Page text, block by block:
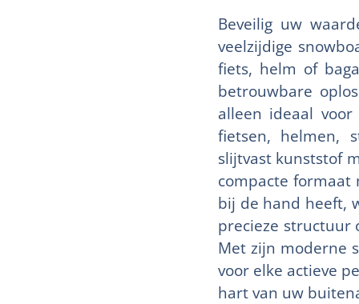
Beveilig uw
veelzijdige
fiets, helm of
betrouwbare
alleen ideaal
fietsen, helmen,
slijtvast kunststof
compacte formaat
bij de hand heeft,
precieze structuur
Met zijn moderne
voor elke actieve
hart van uw